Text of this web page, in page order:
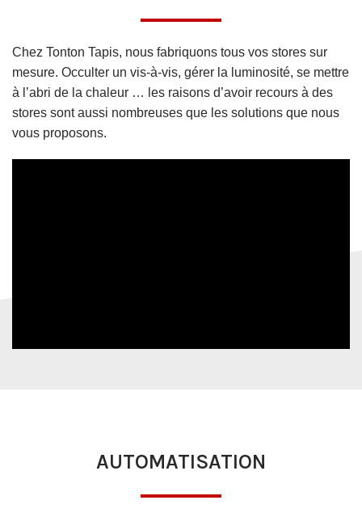
Chez Tonton Tapis, nous fabriquons tous vos stores sur
mesure. Occulter un vis-à-vis, gérer la luminosité, se mettre
à l’abri de la chaleur … les raisons d’avoir recours à des
stores sont aussi nombreuses que les solutions que nous
vous proposons.
AUTOMATISATION